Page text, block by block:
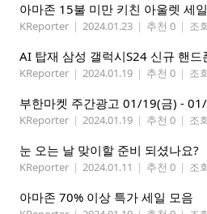
아마존 15불 미만 키친 아울렛 세
KReporter | 2024.01.23 | 추천 0 | 조
AI 탑재 삼성 갤럭시S24 신규 핸
KReporter | 2024.01.19 | 추천 0 | 조
부한마켓 주간광고 01/19(금) -
KReporter | 2024.01.19 | 추천 0 | 조
눈 오는 날 맞이할 준비 되셨나요?
KReporter | 2024.01.11 | 추천 0 | 조
아마존 70% 이상 특가 세일 모음